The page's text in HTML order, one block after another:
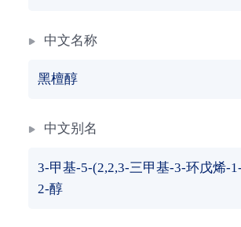
中文名称
黑檀醇
中文别名
3-甲基-5-(2,2,3-三甲基-3-环戊烯-
2-醇